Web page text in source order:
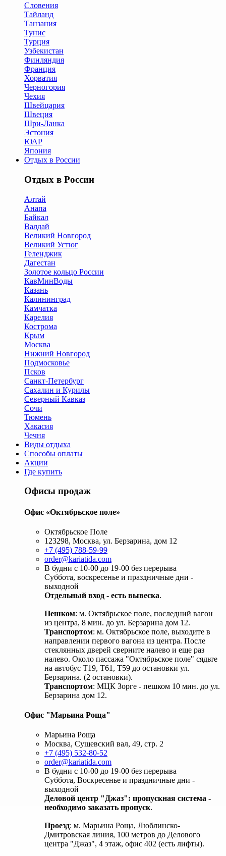
Словения
Тайланд
Танзания
Тунис
Турция
Узбекистан
Финляндия
Франция
Хорватия
Черногория
Чехия
Швейцария
Швеция
Шри-Ланка
Эстония
ЮАР
Япония
Отдых в России
Отдых в России
Алтай
Анапа
Байкал
Валдай
Великий Новгород
Великий Устюг
Геленджик
Дагестан
Золотое кольцо России
КавМинВоды
Казань
Калининград
Камчатка
Карелия
Кострома
Крым
Москва
Нижний Новгород
Подмосковье
Псков
Санкт-Петербург
Сахалин и Курилы
Северный Кавказ
Сочи
Тюмень
Хакасия
Чечня
Виды отдыха
Способы оплаты
Акции
Где купить
Офисы продаж
Офис «Октябрьское поле»
Октябрьское Поле
123298, Москва, ул. Берзарина, дом 12
+7 (495) 788-59-99
order@kariatida.com
В будни с 10-00 до 19-00 без перерыва
Суббота, воскресенье и праздничные дни -
выходной
Отдельный вход - есть вывеска.
Пешком: м. Октябрьское поле, последний вагон
из центра, 8 мин. до ул. Берзарина дом 12.
Транспортом: м. Октябрьское поле, выходите в
направлении первого вагона из центра. После
стеклянных дверей сверните налево и еще раз
налево. Около пассажа "Октябрьское поле" сядьте
на автобус Т19, Т61, Т59 до остановки ул.
Берзарина. (2 остановки).
Транспортом: МЦК Зорге - пешком 10 мин. до ул.
Берзарина дом 12.
Офис "Марьина Роща"
Марьина Роща
Москва, Сущевский вал, 49, стр. 2
+7 (495) 532-80-52
order@kariatida.com
В будни с 10-00 до 19-00 без перерыва
Суббота, Воскресенье и праздничные дни -
выходной
Деловой центр "Джаз": пропускная система -
необходимо заказать пропуск.
Проезд: м. Марьина Роща, Люблинско-
Дмитровская линия, 100 метров до Делового
центра "Джаз", 4 этаж, офис 402 (есть лифты).